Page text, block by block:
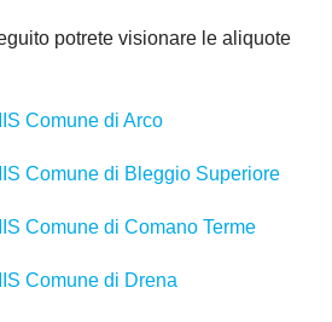
potrete visionare le aliquote
Comune di Arco
Comune di Bleggio Superiore
Comune di Comano Terme
Comune di Drena